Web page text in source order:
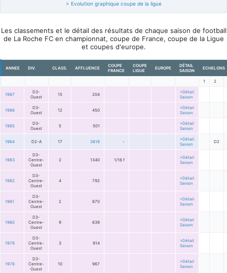
> Evolution graphique coupe de la ligue
Les classements et le détail des résultats de chaque saison de football
de La Roche FC en championnat, coupe de France, coupe de la Ligue
et coupes d'europe.
ANNEE DIV. CLASS. AFFLUENCE
COUPE
FRANCE
COUPE
LIGUE
EUROPE
DÉTAIL
SAISON
ECHELONS
1 2
1987
D3-
Ouest
15 204
>Détail
Saison
1986
D3-
Ouest
12 450
>Détail
Saison
1985
D3-
Ouest
5 501
>Détail
Saison
1984 D2-A 17 3818 -
>Détail
Saison
D2
1983
D3-
Centre-
Ouest
2 1340 1/16 f
>Détail
Saison
1982
D3-
Centre-
Ouest
4 792
>Détail
Saison
1981
D3-
Centre-
Ouest
2 670
>Détail
Saison
1980
D3-
Centre-
Ouest
9 639
>Détail
Saison
1979
D3-
Centre-
Ouest
3 914
>Détail
Saison
1978
D3-
Centre-
Ouest
10 967
>Détail
Saison